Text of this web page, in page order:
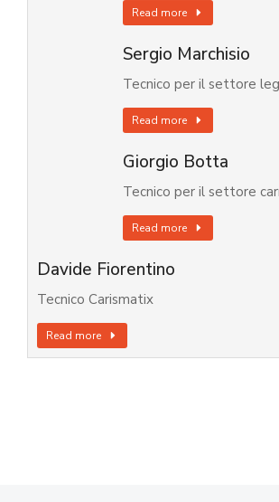
Read more
Sergio Marchisio
Tecnico per il settore
Read more
Giorgio Botta
Tecnico per il settore
Read more
Davide Fiorentino
Tecnico Carismatix
Read more